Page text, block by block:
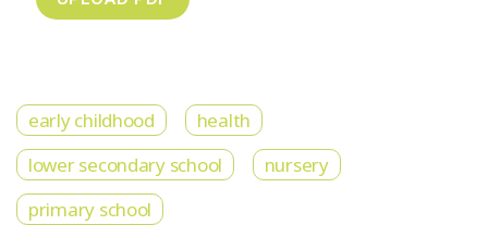
early childhood
health
lower secondary school
nursery
primary school